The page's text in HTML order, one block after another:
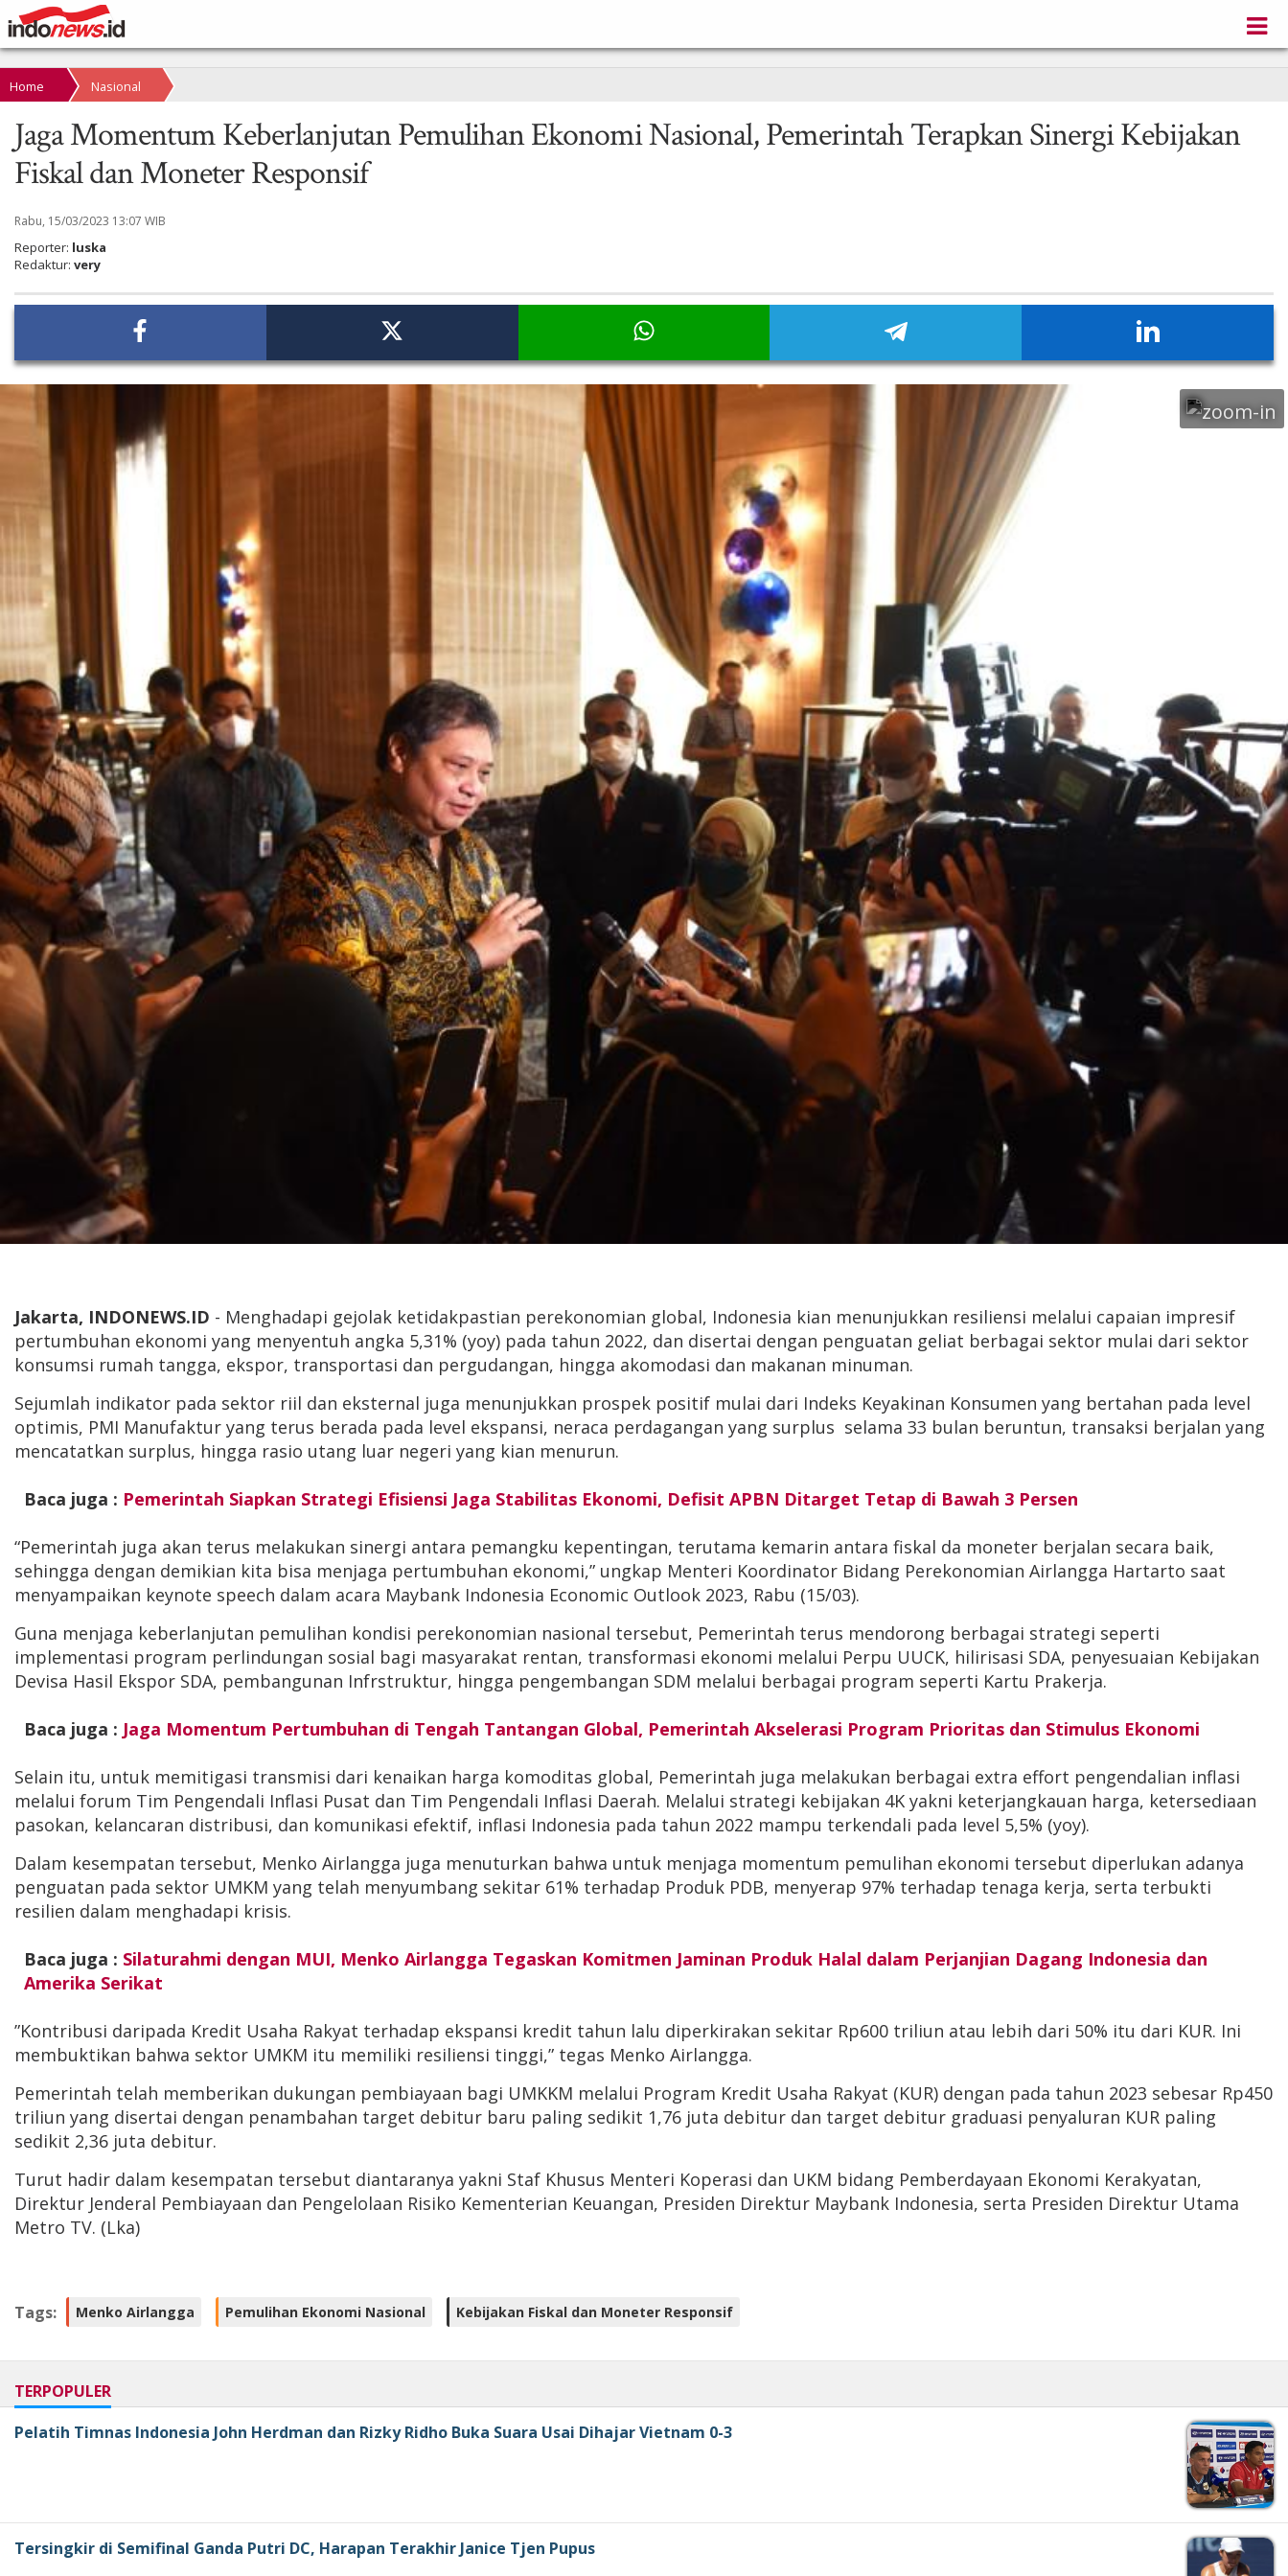
Home Nasional
Jaga Momentum Keberlanjutan Pemulihan Ekonomi Nasional, Pemerintah Terapkan Sinergi Kebijakan
Fiskal dan Moneter Responsif
Rabu, 15/03/2023 13:07 WIB
Reporter: luska
Redaktur: very
Jakarta, INDONEWS.ID - Menghadapi gejolak ketidakpastian perekonomian global, Indonesia kian menunjukkan resiliensi melalui capaian impresif
pertumbuhan ekonomi yang menyentuh angka 5,31% (yoy) pada tahun 2022, dan disertai dengan penguatan geliat berbagai sektor mulai dari sektor
konsumsi rumah tangga, ekspor, transportasi dan pergudangan, hingga akomodasi dan makanan minuman.
Sejumlah indikator pada sektor riil dan eksternal juga menunjukkan prospek positif mulai dari Indeks Keyakinan Konsumen yang bertahan pada level
optimis, PMI Manufaktur yang terus berada pada level ekspansi, neraca perdagangan yang surplus selama 33 bulan beruntun, transaksi berjalan yang
mencatatkan surplus, hingga rasio utang luar negeri yang kian menurun.
Baca juga : Pemerintah Siapkan Strategi Efisiensi Jaga Stabilitas Ekonomi, Defisit APBN Ditarget Tetap di Bawah 3 Persen
“Pemerintah juga akan terus melakukan sinergi antara pemangku kepentingan, terutama kemarin antara fiskal da moneter berjalan secara baik,
sehingga dengan demikian kita bisa menjaga pertumbuhan ekonomi,” ungkap Menteri Koordinator Bidang Perekonomian Airlangga Hartarto saat
menyampaikan keynote speech dalam acara Maybank Indonesia Economic Outlook 2023, Rabu (15/03).
Guna menjaga keberlanjutan pemulihan kondisi perekonomian nasional tersebut, Pemerintah terus mendorong berbagai strategi seperti
implementasi program perlindungan sosial bagi masyarakat rentan, transformasi ekonomi melalui Perpu UUCK, hilirisasi SDA, penyesuaian Kebijakan
Devisa Hasil Ekspor SDA, pembangunan Infrstruktur, hingga pengembangan SDM melalui berbagai program seperti Kartu Prakerja.
Baca juga : Jaga Momentum Pertumbuhan di Tengah Tantangan Global, Pemerintah Akselerasi Program Prioritas dan Stimulus Ekonomi
Selain itu, untuk memitigasi transmisi dari kenaikan harga komoditas global, Pemerintah juga melakukan berbagai extra effort pengendalian inflasi
melalui forum Tim Pengendali Inflasi Pusat dan Tim Pengendali Inflasi Daerah. Melalui strategi kebijakan 4K yakni keterjangkauan harga, ketersediaan
pasokan, kelancaran distribusi, dan komunikasi efektif, inflasi Indonesia pada tahun 2022 mampu terkendali pada level 5,5% (yoy).
Dalam kesempatan tersebut, Menko Airlangga juga menuturkan bahwa untuk menjaga momentum pemulihan ekonomi tersebut diperlukan adanya
penguatan pada sektor UMKM yang telah menyumbang sekitar 61% terhadap Produk PDB, menyerap 97% terhadap tenaga kerja, serta terbukti
resilien dalam menghadapi krisis.
Baca juga : Silaturahmi dengan MUI, Menko Airlangga Tegaskan Komitmen Jaminan Produk Halal dalam Perjanjian Dagang Indonesia dan
Amerika Serikat
”Kontribusi daripada Kredit Usaha Rakyat terhadap ekspansi kredit tahun lalu diperkirakan sekitar Rp600 triliun atau lebih dari 50% itu dari KUR. Ini
membuktikan bahwa sektor UMKM itu memiliki resiliensi tinggi,” tegas Menko Airlangga.
Pemerintah telah memberikan dukungan pembiayaan bagi UMKKM melalui Program Kredit Usaha Rakyat (KUR) dengan pada tahun 2023 sebesar Rp450
triliun yang disertai dengan penambahan target debitur baru paling sedikit 1,76 juta debitur dan target debitur graduasi penyaluran KUR paling
sedikit 2,36 juta debitur.
Turut hadir dalam kesempatan tersebut diantaranya yakni Staf Khusus Menteri Koperasi dan UKM bidang Pemberdayaan Ekonomi Kerakyatan,
Direktur Jenderal Pembiayaan dan Pengelolaan Risiko Kementerian Keuangan, Presiden Direktur Maybank Indonesia, serta Presiden Direktur Utama
Metro TV. (Lka)
Tags: Menko Airlangga Pemulihan Ekonomi Nasional Kebijakan Fiskal dan Moneter Responsif
TERPOPULER
Pelatih Timnas Indonesia John Herdman dan Rizky Ridho Buka Suara Usai Dihajar Vietnam 0-3
Tersingkir di Semifinal Ganda Putri DC, Harapan Terakhir Janice Tjen Pupus